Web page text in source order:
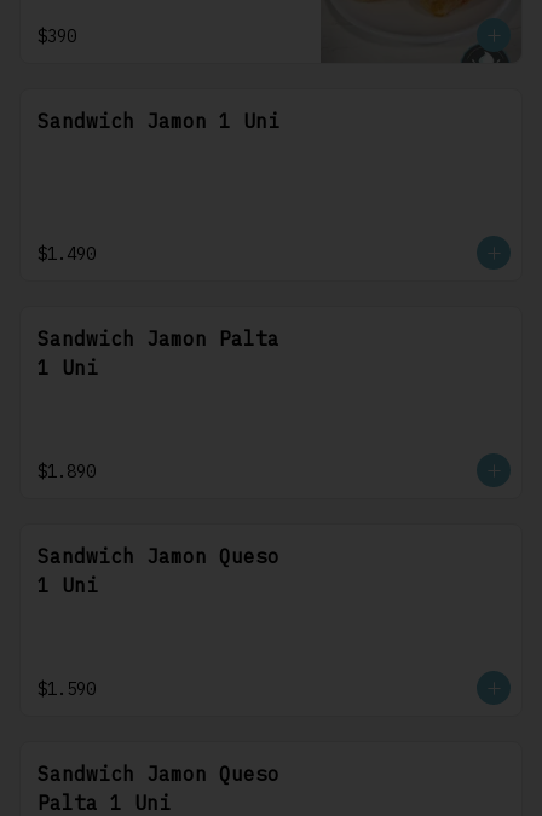
$390
Sandwich Jamon 1 Uni
$1.490
Sandwich Jamon Palta
1 Uni
$1.890
Sandwich Jamon Queso
1 Uni
$1.590
Sandwich Jamon Queso
Palta 1 Uni